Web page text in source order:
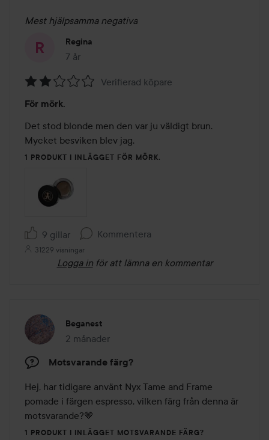
Mest hjälpsamma negativa
Regina
7 år
Inlägget skapades 7 år
2
av
5
Verifierad köpare
För mörk.
Det stod blonde men den var ju väldigt brun.
Mycket besviken blev jag.
1 PRODUKT I INLÄGGET FÖR MÖRK.
9 gillar Kommentera
31229 visningar
Logga in för att lämna en kommentar
Beganest
2 månader
Inlägget skapades 2 månader
Motsvarande färg?
Hej, har tidigare använt Nyx Tame and Frame
pomade i färgen espresso, vilken färg från denna är
motsvarande?🤎
1 PRODUKT I INLÄGGET MOTSVARANDE FÄRG?